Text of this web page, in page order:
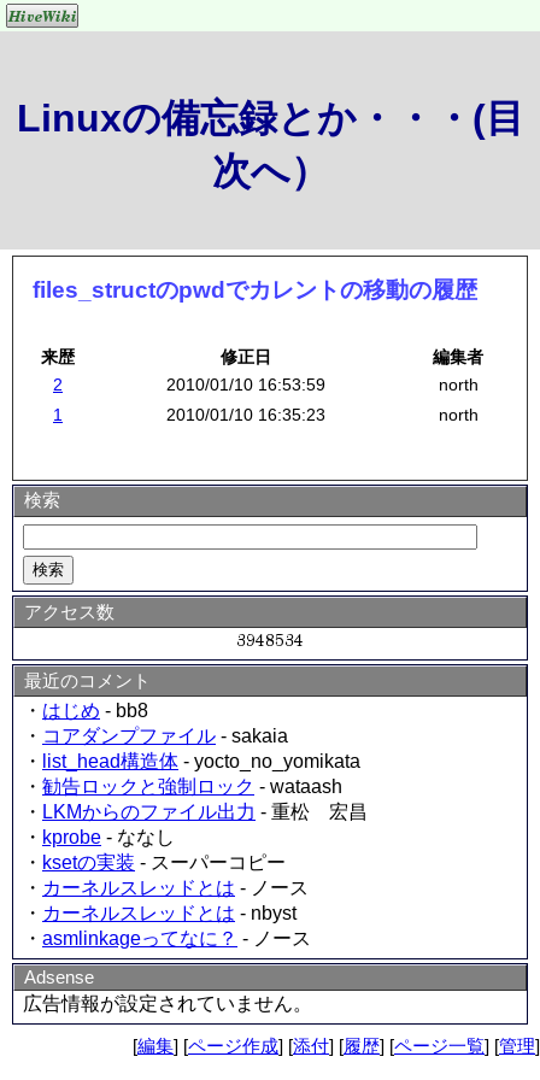
Linuxの備忘録とか・・・(目
次へ）
files_structのpwdでカレントの移動の履歴
来歴 修正日
編集者
2
2010/01/10 16:53:59
north
1
2010/01/10 16:35:23 north
検索
アクセス数
最近のコメント
・ はじめ - bb8
・ コアダンプファイル - sakaia
・
list_head構造体 - yocto_no_yomikata
・ 勧告ロックと強制ロック - wataash
・ LKMからのファイル出力 - 重松 宏昌
・ kprobe - ななし
・ ksetの実装 - スーパーコピー
・ カーネルスレッドとは - ノース
・ カーネルスレッドとは - nbyst
・ asmlinkageってなに？ - ノース
Adsense
広告情報が設定されていません。
[編集] [ページ作成] [添付] [履歴] [ページ一覧] [管理]